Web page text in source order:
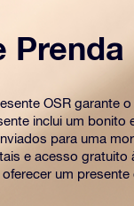
Prenda
OSR garante
inclui um bonito
para uma
e acesso gratuito
um